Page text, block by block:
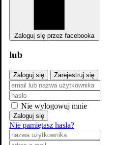
Monachium
Zaloguj się przez facebooka
lub
Zaloguj się Zarejestruj się
Nie wylogowuj mnie
Zaloguj się
Nie pamiętasz hasła?